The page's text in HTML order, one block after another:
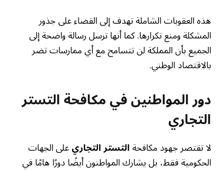
هذه العقوبات الشاملة تهدف إلى القضاء على جذور
المشكلة ومنع تكرارها. كما أنها ترسل رسالة واضحة إلى
الجميع بأن المملكة لن تتسامح مع أي ممارسات تضر
بالاقتصاد الوطني.
دور المواطنين في مكافحة التستر
التجاري
لا تقتصر جهود مكافحةالتستر التجاريعلى الجهات
الحكومية فقط، بل يشارك المواطنون أيضًا دورًا هامًا في